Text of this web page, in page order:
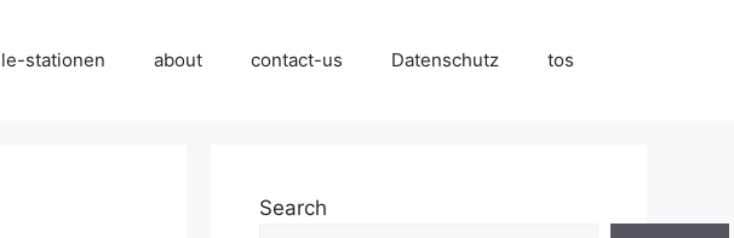
stationen about contact-us Datenschutz tos
Search